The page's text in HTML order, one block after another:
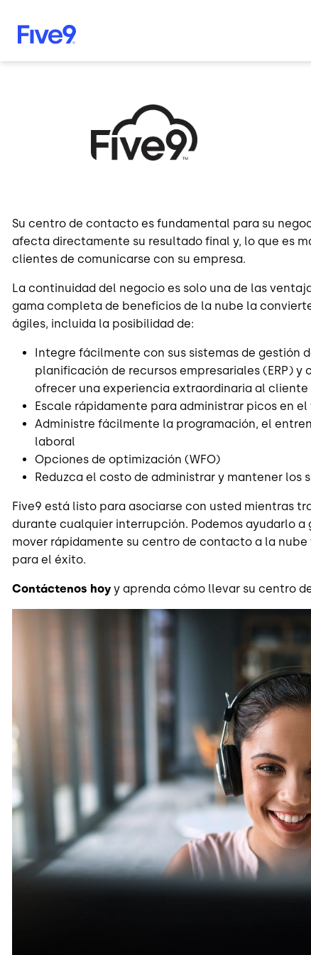
Su centro de contacto es fundamental para su
afecta directamente su resultado final y, lo que es
clientes de comunicarse con su empresa.
La continuidad del negocio es solo una de las
gama completa de beneficios de la nube la
ágiles, incluida la posibilidad de:
Integre fácilmente con sus sistemas de gestión
planificación de recursos empresariales (ERP)
ofrecer una experiencia extraordinaria al cliente
Escale rápidamente para administrar picos en
Administre fácilmente la programación, el
laboral
Opciones de optimización (WFO)
Reduzca el costo de administrar y mantener los
Five9 está listo para asociarse con usted mientras
durante cualquier interrupción. Podemos ayudarlo
mover rápidamente su centro de contacto a la
para el éxito.
Contáctenos hoy y aprenda cómo llevar su centro